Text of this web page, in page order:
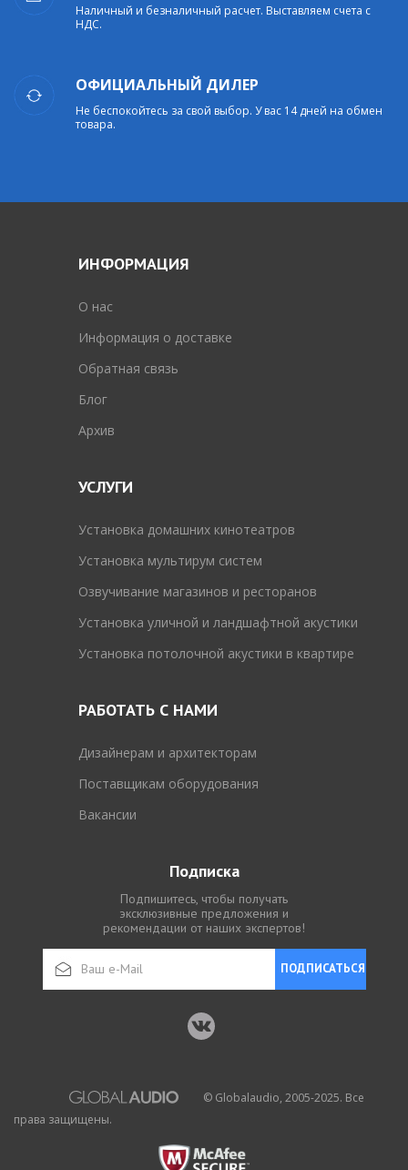
Наличный и безналичный расчет. Выставляем счета с
НДС.
ОФИЦИАЛЬНЫЙ ДИЛЕР
Не беспокойтесь за свой выбор. У вас 14 дней на обмен
товара.
ИНФОРМАЦИЯ
O нас
Информация о доставке
Обратная связь
Блог
Архив
УСЛУГИ
Установка домашних кинотеатров
Установка мультирум систем
Озвучивание магазинов и ресторанов
Установка уличной и ландшафтной акустики
Установка потолочной акустики в квартире
РАБОТАТЬ С НАМИ
Дизайнерам и архитекторам
Поставщикам оборудования
Вакансии
Подписка
Подпишитесь, чтобы получать
эксклюзивные предложения и
рекомендации от наших экспертов!
ПОДПИСАТЬСЯ
© Globalaudio, 2005-2025. Все
права защищены.